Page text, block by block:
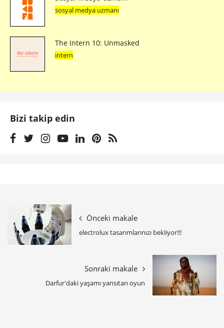
sosyal medya uzmanı
The Intern 10: Unmasked
intern
Bizi takip edin
Önceki makale
electrolux tasarımlarınızı bekliyor!!!
Sonraki makale
Darfur'daki yaşamı yansıtan oyun